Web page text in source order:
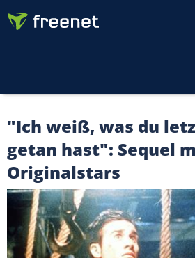
"Ich weiß, was du
getan hast": Sequel
Originalstars